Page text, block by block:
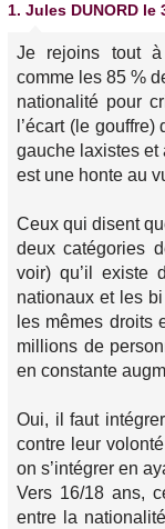
1. Jules DUNORD le
Je rejoins tout à
comme les 85 %
nationalité pour
l’écart (le
gauche laxistes et
est une honte au
Ceux qui disent
deux catégories
voir) qu’il existe
nationaux et les
les mêmes droits
millions de
en constante
Oui, il faut
contre leur
on s’intégrer en
Vers 16/18 ans,
entre la